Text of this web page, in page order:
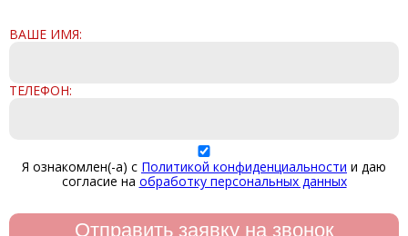
ВАШЕ ИМЯ:
ТЕЛЕФОН:
Я ознакомлен(-а) с Политикой конфиденциальности и даю
согласие на обработку персональных данных